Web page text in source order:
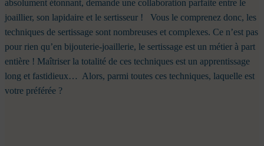
absolument étonnant, demande une collaboration parfaite entre le
joaillier, son lapidaire et le sertisseur !
Vous le comprenez donc, les
techniques de sertissage sont nombreuses et complexes. Ce n’est pas
pour rien qu’en bijouterie-joaillerie, le sertissage est un métier à part
entière ! Maîtriser la totalité de ces techniques est un apprentissage
long et fastidieux… Alors, parmi toutes ces techniques, laquelle est
votre préférée ?